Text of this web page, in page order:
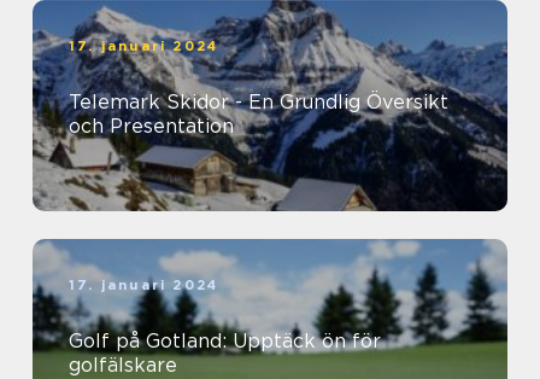
17. januari 2024
Telemark Skidor - En Grundlig Översikt
och Presentation
17. januari 2024
Golf på Gotland: Upptäck ön för
golfälskare